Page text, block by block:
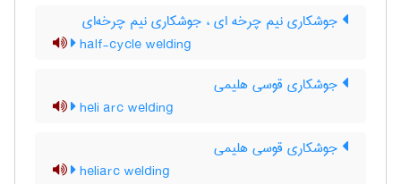
جوشکاری نیم چرخه ای ، جوشکاری نیم چرخه‌ای
half-cycle welding
جوشکاری قوسی هلیمی
heli arc welding
جوشکاری قوسی هلیمی
heliarc welding